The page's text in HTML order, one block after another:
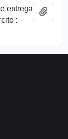
entrega
: